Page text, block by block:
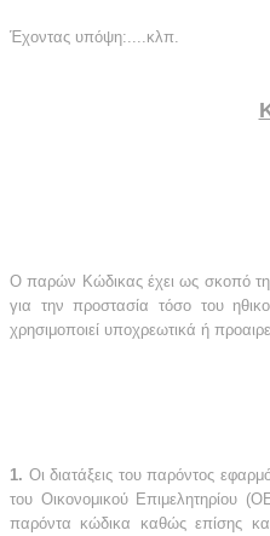
Έχοντας υπόψη:....κλπ.
Ο παρών Κώδικας έχει ως σκοπό τη
για την προστασία τόσο του
χρησιμοποιεί υποχρεωτικά ή
1. Οι διατάξεις του παρόντος
του Οικονομικού Επιμελητηρίου
παρόντα κώδικα καθώς επίσης